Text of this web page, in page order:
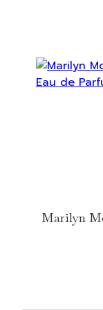
Marilyn